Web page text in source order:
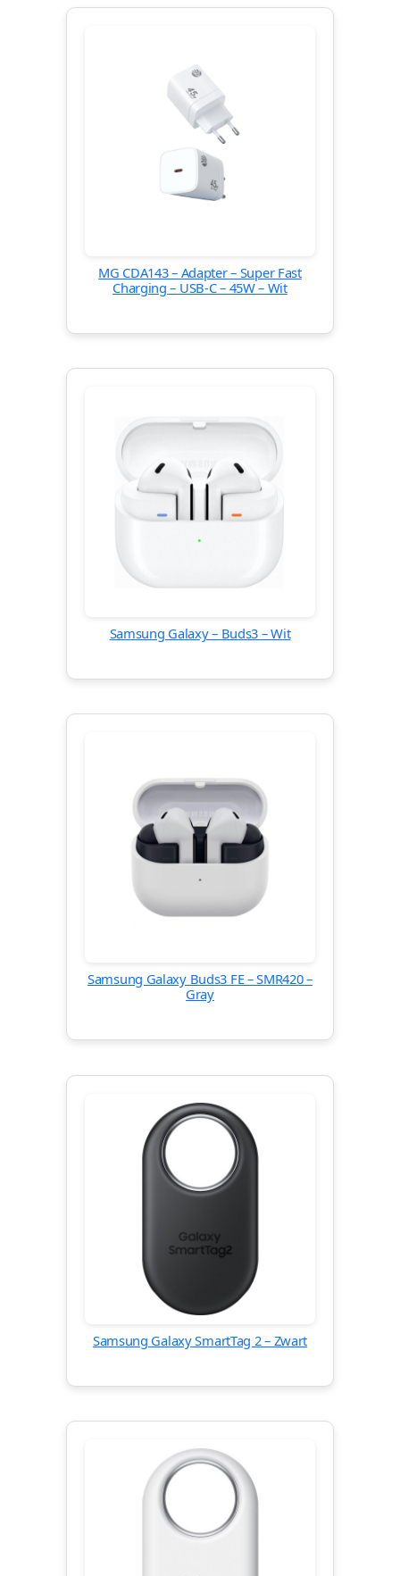
MG CDA143 – Adapter – Super Fast
Charging – USB-C – 45W – Wit
Samsung Galaxy – Buds3 – Wit
Samsung Galaxy Buds3 FE – SMR420 –
Gray
Samsung Galaxy SmartTag 2 – Zwart